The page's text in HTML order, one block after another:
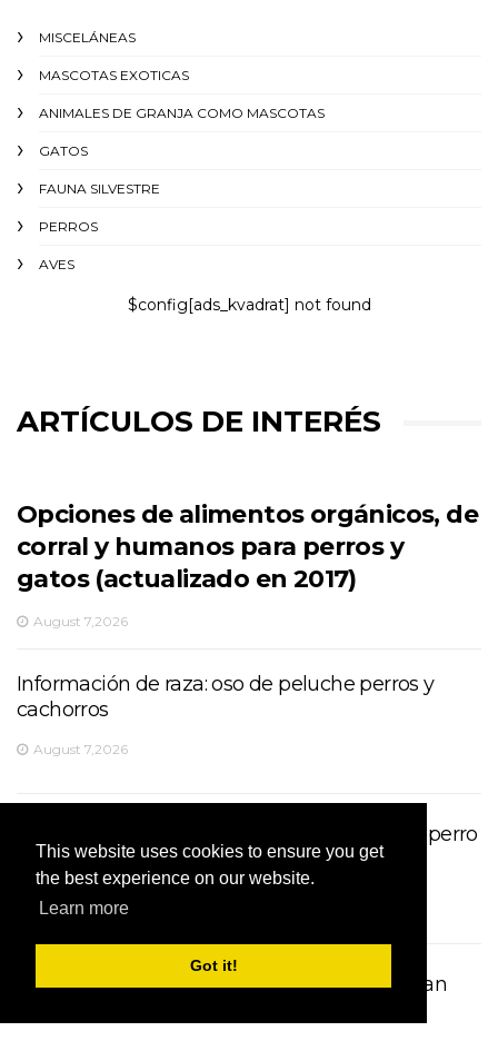
This website uses cookies to ensure you get
the best experience on our website.
Learn more
Got it!
MISCELÁNEAS
MASCOTAS EXOTICAS
ANIMALES DE GRANJA COMO MASCOTAS
GATOS
FAUNA SILVESTRE
PERROS
AVES
$config[ads_kvadrat] not found
ARTÍCULOS DE INTERÉS
Opciones de alimentos orgánicos, de
corral y humanos para perros y
gatos (actualizado en 2017)
August 7,2026
Información de raza: oso de peluche perros y
cachorros
August 7,2026
Lista de alimentos humanos tóxicos que su perro
no puede comer
August 7,2026
Cinco razas de perros grandes que no babean